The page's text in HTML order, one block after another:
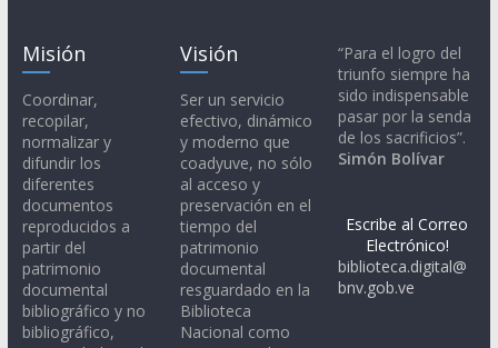
Misión
Coordinar,
recopilar,
normalizar y
difundir los
diferentes
documentos
reproducidos a
partir del
patrimonio
documental
bibliográfico y no
bibliográfico,
Visión
Ser un servicio
efectivo, dinámico
y moderno que
coadyuve, no sólo
al acceso y
preservación en el
tiempo del
patrimonio
documental
resguardado en la
Biblioteca
Nacional como
“Para el logro del
triunfo siempre ha
sido indispensable
pasar por la senda
de los sacrificios”.
Simón Bolívar
Escribe al Correo
Electrónico!
biblioteca.digital@
bnv.gob.ve